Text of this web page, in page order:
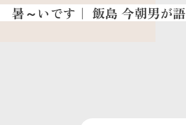
～いです｜ 飯島 今朝男が語り